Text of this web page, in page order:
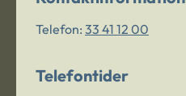
Telefon: 33 41 12 00
Telefontider